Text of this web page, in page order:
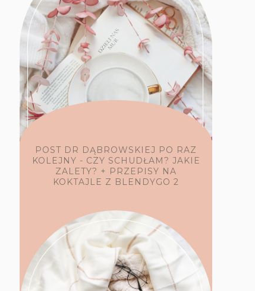
POST DR DĄBROWSKIEJ PO RAZ
KOLEJNY - CZY SCHUDŁAM? JAKIE
ZALETY? + PRZEPISY NA
KOKTAJLE Z BLENDYGO 2